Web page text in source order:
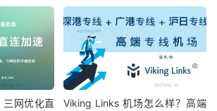
三网优化直
Viking Links 机场怎么样？高端